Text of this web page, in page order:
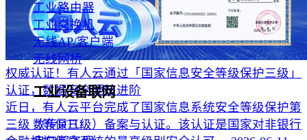
工业路由器
工业交换机
无线AP/客户端
无线网桥
工业设备联网
数传DTU
权威认证！有人云通过「国家信息安全等级保护三级」
认证，数据安全硬核进阶
近日，有人云平台完成了国家信息系统安全等级保护第
三级（等保三级）备案与认证。该认证是国家对非银行